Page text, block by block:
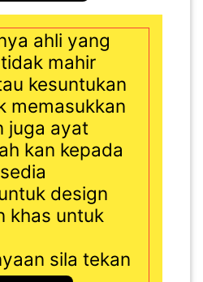
ahli yang
mahir
kesuntukan
memasukkan
juga ayat
kan kepada
design
khas untuk
sila tekan